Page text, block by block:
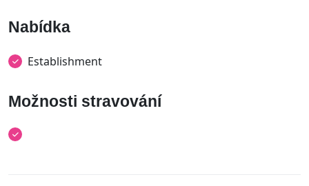
Nabídka
Establishment
Možnosti stravování